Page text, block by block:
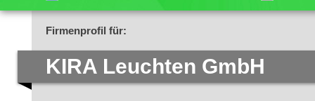
Firmenprofil für:
KIRA Leuchten GmbH